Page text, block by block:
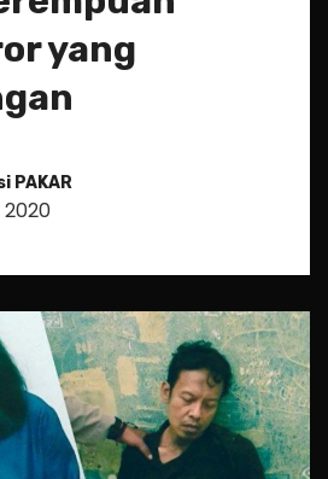
yang
PAKAR
2020